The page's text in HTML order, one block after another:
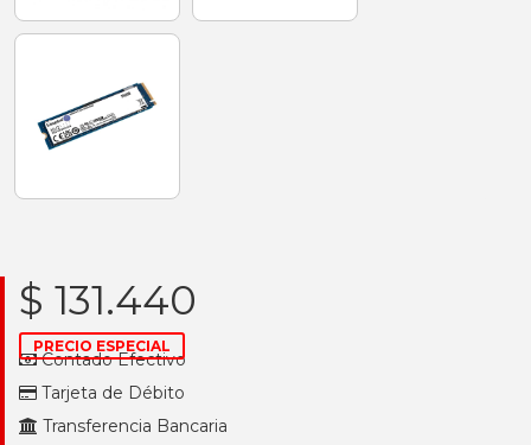
$ 131.440
PRECIO ESPECIAL
Contado Efectivo
Tarjeta de Débito
Transferencia Bancaria